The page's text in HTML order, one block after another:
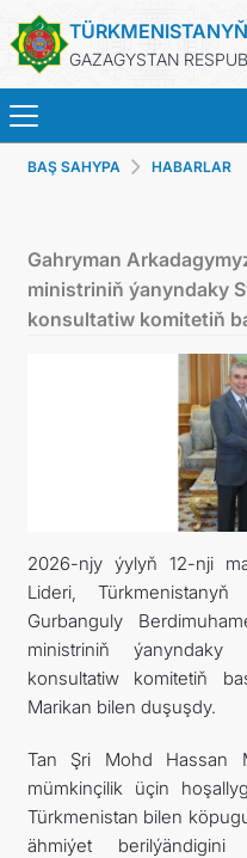
GAZAGYSTAN
DYNÇ ALYŞ,
BAŞ SAHYPA HABARLAR
Gahryman
ministriniň ýanyndaky
konsultatiw komitetiň
2026-njy ýylyň 12-nji
Lideri,
Gurbanguly
ministriniň
konsultatiw komitetiň
Marikan bilen duşuşdy.
Tan Şri Mohd Hassan
mümkinçilik üçin
Türkmenistan bilen
ähmiýet